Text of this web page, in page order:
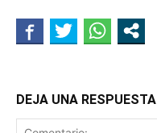
DEJA UNA RESPUESTA